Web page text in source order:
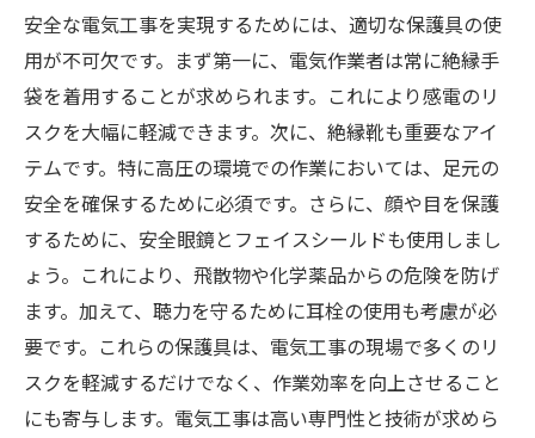
安全な電気工事を実現するためには、適切な保護具の使
用が不可欠です。まず第一に、電気作業者は常に絶縁手
袋を着用することが求められます。これにより感電のリ
スクを大幅に軽減できます。次に、絶縁靴も重要なアイ
テムです。特に高圧の環境での作業においては、足元の
安全を確保するために必須です。さらに、顔や目を保護
するために、安全眼鏡とフェイスシールドも使用しまし
ょう。これにより、飛散物や化学薬品からの危険を防げ
ます。加えて、聴力を守るために耳栓の使用も考慮が必
要です。これらの保護具は、電気工事の現場で多くのリ
スクを軽減するだけでなく、作業効率を向上させること
にも寄与します。電気工事は高い専門性と技術が求めら